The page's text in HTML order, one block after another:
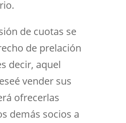
de cuotas se
de prelación
decir, aquel
vender sus
ofrecerlas
demás socios a